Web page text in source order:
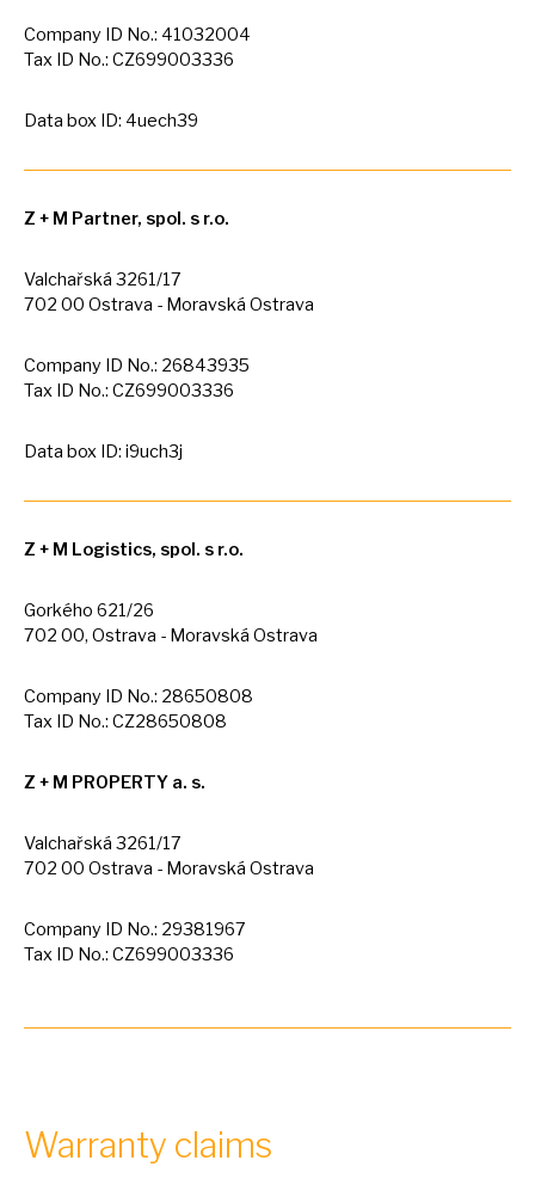
Company ID No.: 41032004
Tax ID No.: CZ699003336
Data box ID: 4uech39
Z + M Partner, spol. s r.o.
Valchařská 3261/17
702 00 Ostrava - Moravská Ostrava
Company ID No.: 26843935
Tax ID No.: CZ699003336
Data box ID: i9uch3j
Z + M Logistics, spol. s r.o.
Gorkého 621/26
702 00, Ostrava - Moravská Ostrava
Company ID No.: 28650808
Tax ID No.: CZ28650808
Z + M PROPERTY a. s.
Valchařská 3261/17
702 00 Ostrava - Moravská Ostrava
Company ID No.: 29381967
Tax ID No.: CZ699003336
Warranty claims